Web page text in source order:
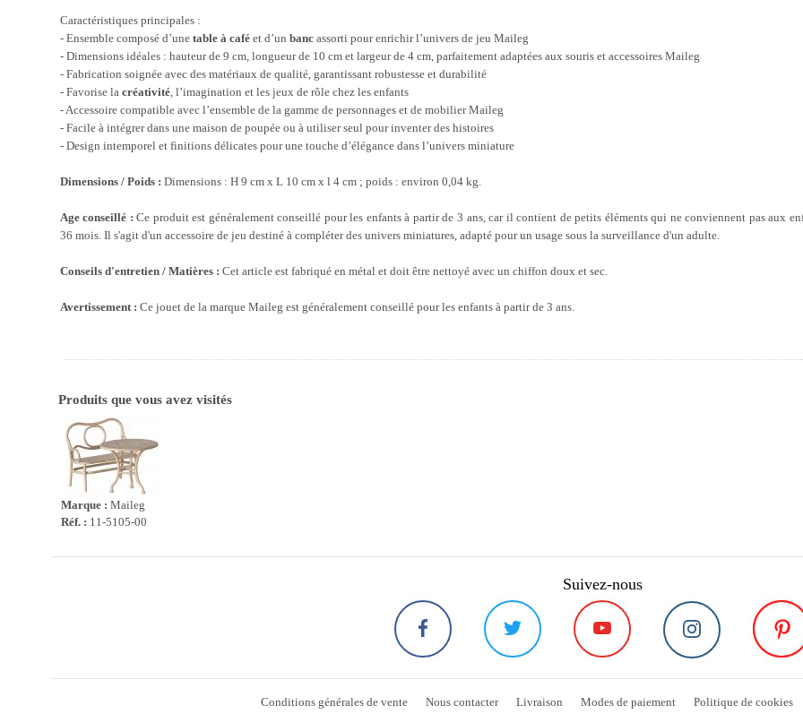
Caractéristiques principales :
- Ensemble composé d’une table à caféet d’un bancassorti pour enrichir l’univers de jeu Maileg
- Dimensions idéales : hauteur de 9 cm, longueur de 10 cm et largeur de 4 cm, parfaitement adaptées aux souris et accessoires Maileg
- Fabrication soignée avec des matériaux de qualité, garantissant robustesse et durabilité
- Favorise la créativité, l’imagination et les jeux de rôle chez les enfants
- Accessoire compatible avec l’ensemble de la gamme de personnages et de mobilier Maileg
- Facile à intégrer dans une maison de poupée ou à utiliser seul pour inventer des histoires
- Design intemporel et finitions délicates pour une touche d’élégance dans l’univers miniature
Dimensions / Poids : Dimensions : H 9 cm x L 10 cm x l 4 cm ; poids : environ 0,04 kg.
Age conseillé :Ce produit est généralement conseillé pour les enfants à partir de 3 ans, car il contient de petits éléments qui ne conviennent pas aux
36 mois. Il s'agit d'un accessoire de jeu destiné à compléter des univers miniatures, adapté pour un usage sous la surveillance d'un adulte.
Conseils d'entretien / Matières : Cet article est fabriqué en métal et doit être nettoyé avec un chiffon doux et sec.
Avertissement : Ce jouet de la marque Maileg est généralement conseillé pour les enfants à partir de 3 ans.
Produits que vous avez visités
Marque : Maileg
Réf. : 11-5105-00
Suivez-nous
Conditions générales de vente Nous contacter Livraison Modes de paiement Politique de cookies